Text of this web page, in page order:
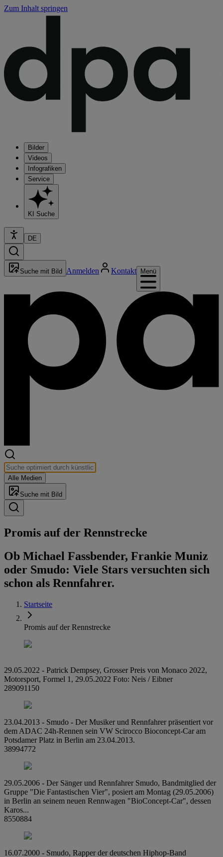
Zum Inhalt springen
Bilder
Videos
Infografiken
Service
KI Suche
DE
Suche mit Bild Anmelden Kontakt Menü
Alle Medien
Suche mit Bild
Promis auf der Renn­stre­cke
Ob Michael Fassbender, Frankie Muniz
oder Smudo: Viele Stars versuchten sich
schon als Rennfahrer.
Startseite
Promis auf der Rennstrecke
29.05.2022 - Patrick Dempsey, Grosser Preis von Monaco 2022,
Motorsport, Formel 1, 29.05.2022 Foto: Neis / Eibner
289091150
23.04.2013 - Smudo - Der Musiker und Rennfahrer präsentiert vor
dem ADAC 24h-Rennen sein VW Scirocco Bioconcept-Car am
Potsdamer Platz in Berlin am 23.04.2013.
38994772
29.05.2006 - Der Sänger und Rennfahrer Smudo, Bandmitglied der
Gruppe "Die Fantastischen Vier", posiert am Montag (29.05.2006)
in Berlin an seinem neuen Rennwagen "BioConcept-Car", dessen
Karos...
8550884
16.07.2000 - Smudo, Rapper der deutschen Hiphop-Band